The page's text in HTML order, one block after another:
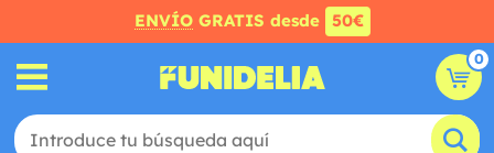
ENVÍO GRATIS desde 50€
0